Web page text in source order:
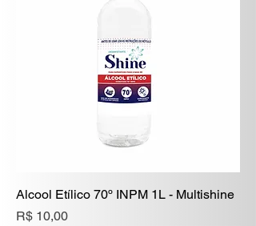
Alcool Etílico 70º INPM 1L - Multishine
Preço
R$ 10,00